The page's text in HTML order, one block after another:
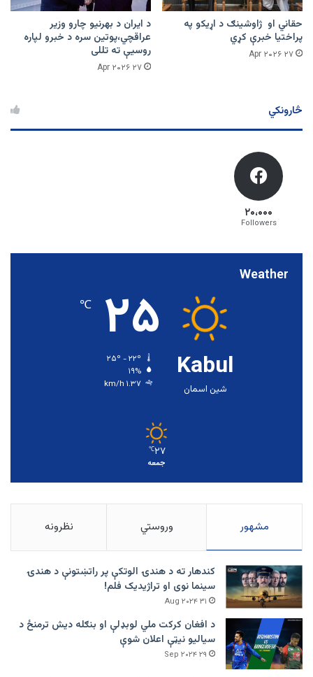
حقاني او ژاوشینګ د اړیکو په
پراختیا خبرې کړي
۲۷ Apr ۲۰۲۶
د ایران د بهرنیو چارو وزیر
عراقچي،پوتین سره د خبرو لپاره
روسیې ته تللی
۲۷ Apr ۲۰۲۶
څارونکي
۲۰،۰۰۰
Followers
Weather
Kabul
شین اسمان
۲۵ ℃
۱۹%
۱.۳۷ km/h
۲۷℃
جمعه
مشهور وروستي نظرونه
کندهار ته د هندۍ الوتکې پر راتښتونې د هندۍ
سینما نوی او تراژيديک فلم!
۳۱ Aug ۲۰۲۴
د افغان کرکت ملي لوبډلې او بنګله دیش ترمنځ د
سیالیو نیټې اعلان شوې
۲۹ Sep ۲۰۲۴